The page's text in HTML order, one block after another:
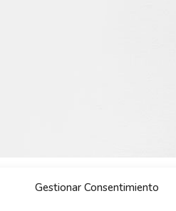
Gestionar Consentimiento